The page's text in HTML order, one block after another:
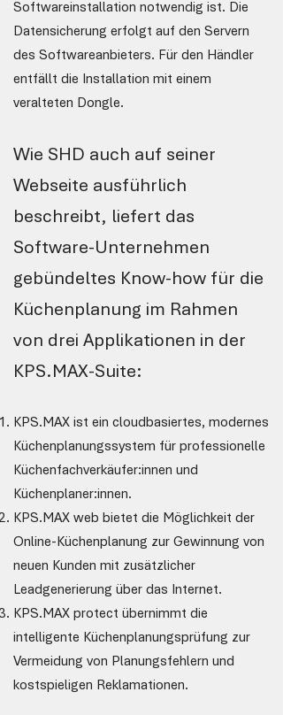
Softwareinstallation notwendig ist. Die
Datensicherung erfolgt auf den Servern
des Softwareanbieters. Für den Händler
entfällt die Installation mit einem
veralteten Dongle.
Wie SHD auch auf seiner
Webseite ausführlich
beschreibt, liefert das
Software-Unternehmen
gebündeltes Know-how für die
Küchenplanung im Rahmen
von drei Applikationen in der
KPS.MAX-Suite:
KPS.MAX ist ein cloudbasiertes, modernes
Küchenplanungssystem für professionelle
Küchenfachverkäufer:innen und
Küchenplaner:innen.
KPS.MAX web bietet die Möglichkeit der
Online-Küchenplanung zur Gewinnung von
neuen Kunden mit zusätzlicher
Leadgenerierung über das Internet.
KPS.MAX protect übernimmt die
intelligente Küchenplanungsprüfung zur
Vermeidung von Planungsfehlern und
kostspieligen Reklamationen.